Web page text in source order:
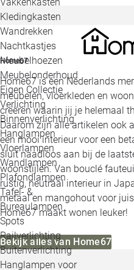
Kledingkasten
Wandrekken
Nachtkastjes
Meubelhoezen
Meubelonderhoud
Eigen Collectie
Verlichting
Binnenverlichting
Hanglampen
Vloerlampen
Wandlampen
Plafondlampen
Tafel- &
Bureaulampen
Spots
Railverlichting
Buitenverlichting
Hanglampen voor
Home67
Home67 is een Nederlands
meubelen, vloerkleden en
creëren waarin jij je helemaal
Daarom zijn alle artikelen ook
een mooi interieur voor een
sluit naadloos aan bij de
woonstijlen. Van bouclé
rustig, neutraal interieur in
metaal en mangohout voor
Home67 maakt wonen leuker!
Bekijk alles van Home67